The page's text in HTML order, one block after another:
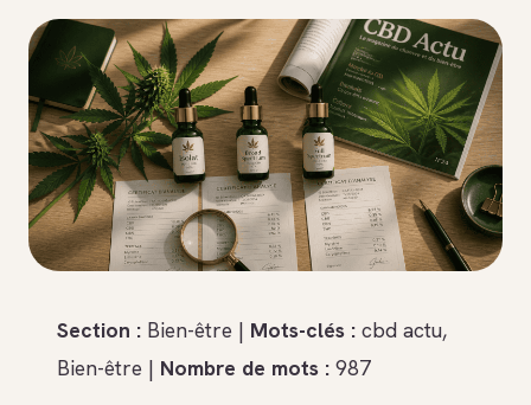
Section : Bien-être | Mots-clés : cbd actu,
Bien-être | Nombre de mots : 987